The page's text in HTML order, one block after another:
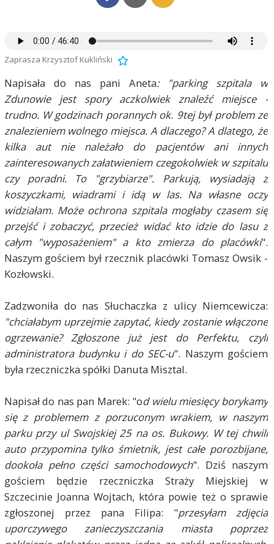
Zaprasza Krzysztof Kukliński
Napisała do nas pani Aneta: "parking szpitala w
Zdunowie jest spory aczkolwiek znaleźć miejsce -
trudno. W godzinach porannych ok. 9tej był problem ze
znalezieniem wolnego miejsca. A dlaczego? A dlatego, że
kilka aut nie należało do pacjentów ani innych
zainteresowanych załatwieniem czegokolwiek w szpitalu
czy poradni. To "grzybiarze".
Parkują, wysiadają z
koszyczkami, wiadrami i idą w las. Na własne oczy
widziałam. Może ochrona szpitala mogłaby czasem się
przejść i zobaczyć, przecież widać kto idzie do lasu z
całym "wyposażeniem" a kto zmierza do placówki".
Naszym gościem był rzecznik placówki Tomasz Owsik -
Kozłowski.
Zadzwoniła do nas Słuchaczka z ulicy Niemcewicza:
"chciałabym uprzejmie zapytać, kiedy zostanie włączone
ogrzewanie? Zgłoszone już jest do Perfektu, czyli
administratora budynku i do SEC-u". Naszym gościem
była rzeczniczka spółki Danuta Misztal.
Napisał do nas pan Marek: "od wielu miesięcy borykamy
się z problemem z porzuconym wrakiem, w naszym
parku przy ul Swojskiej 25 na os. Bukowy. W tej chwili
auto przypomina tylko śmietnik, jest całe porozbijane,
dookoła pełno części samochodowych". Dziś naszym
gościem będzie rzeczniczka Straży Miejskiej w
Szczecinie Joanna Wojtach, która powie też o sprawie
zgłoszonej przez pana Filipa: "przesyłam zdjęcia
uporczywego zanieczyszczania miasta poprzez